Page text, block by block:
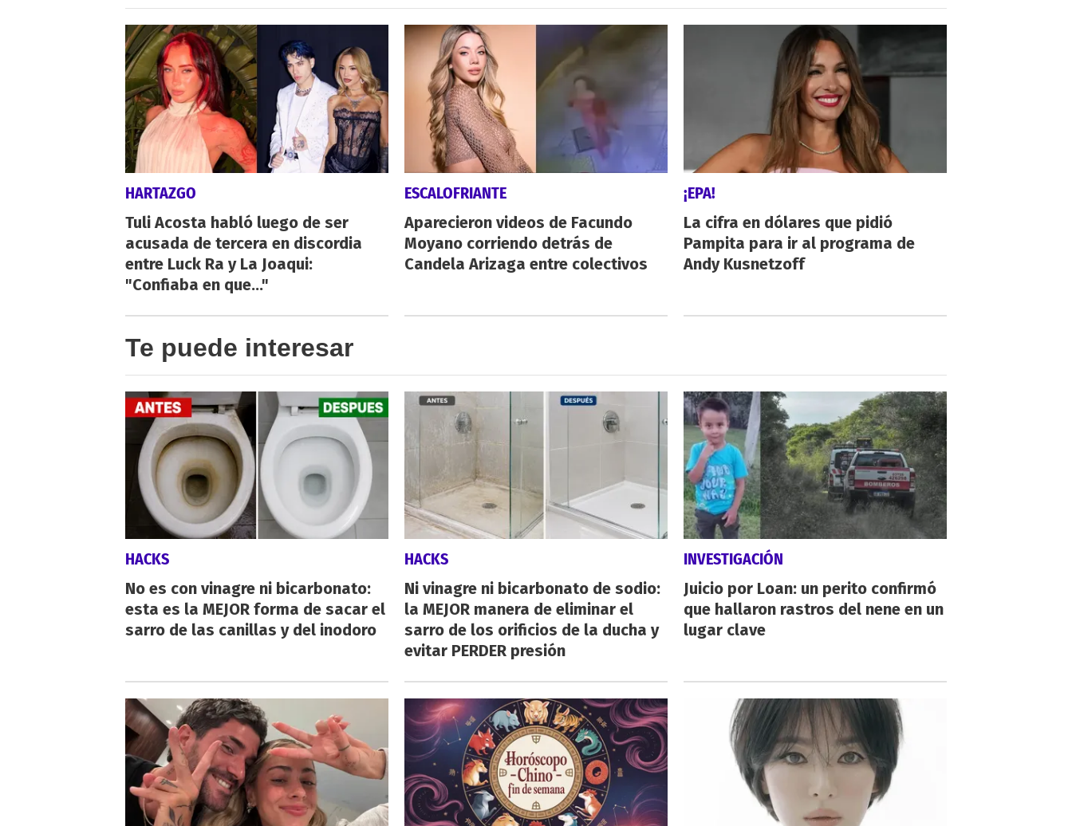
HARTAZGO
Tuli Acosta habló luego de ser
acusada de tercera en discordia
entre Luck Ra y La Joaqui:
"Confiaba en que..."
ESCALOFRIANTE
Aparecieron videos de Facundo
Moyano corriendo detrás de
Candela Arizaga entre colectivos
¡EPA!
La cifra en dólares que pidió
Pampita para ir al programa de
Andy Kusnetzoff
Te puede interesar
HACKS
No es con vinagre ni bicarbonato:
esta es la MEJOR forma de sacar el
sarro de las canillas y del inodoro
HACKS
Ni vinagre ni bicarbonato de sodio:
la MEJOR manera de eliminar el
sarro de los orificios de la ducha y
evitar PERDER presión
INVESTIGACIÓN
Juicio por Loan: un perito confirmó
que hallaron rastros del nene en un
lugar clave